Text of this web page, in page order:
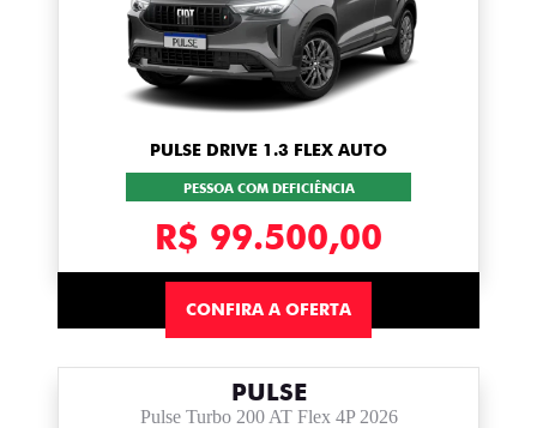
PULSE DRIVE 1.3 FLEX AUTO
PESSOA COM DEFICIÊNCIA
R$ 99.500,00
CONFIRA A OFERTA
PULSE
Pulse Turbo 200 AT Flex 4P 2026